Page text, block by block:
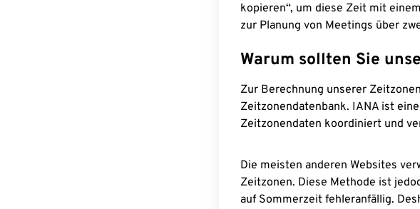
kopieren“, um diese Zeit mit
zur Planung von Meetings über
Warum sollten Sie
Zur Berechnung unserer
Zeitzonendatenbank. IANA ist
Zeitzonendaten koordiniert und
Die meisten anderen Websites
Zeitzonen. Diese Methode ist
auf Sommerzeit fehleranfällig.